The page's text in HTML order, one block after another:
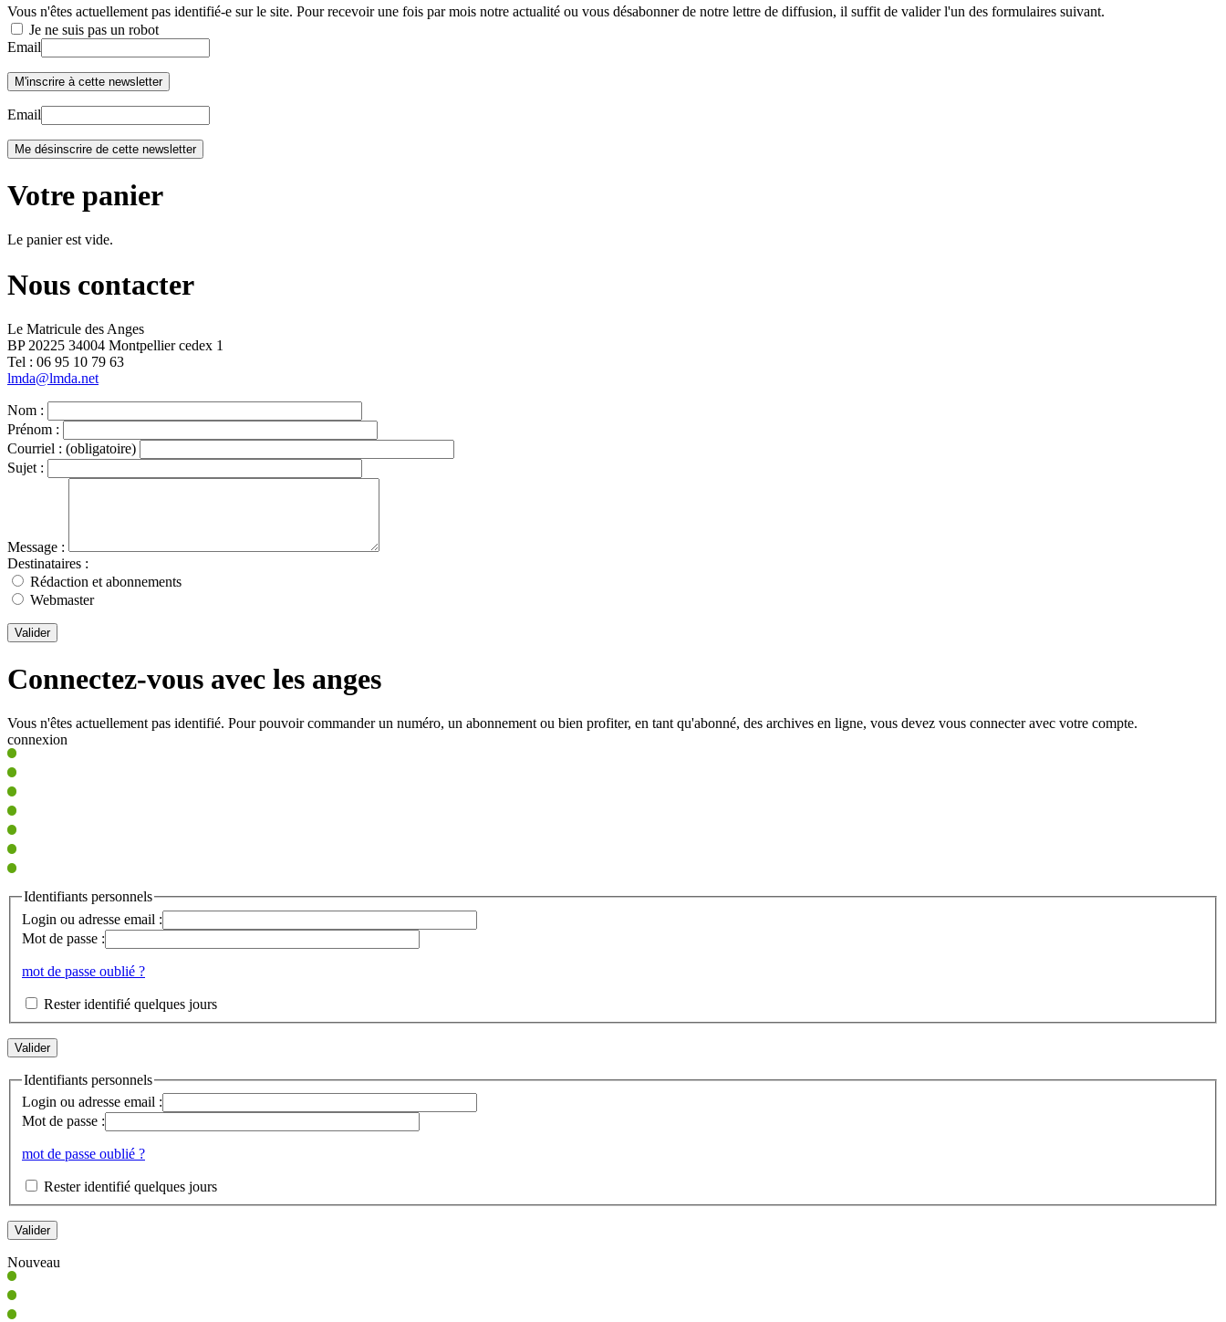
Vous n'êtes actuellement pas identifié-e sur le site. Pour recevoir une fois par mois notre actualité ou vous désabonner de notre lettre de diffusion, il suffit de valider l'un des formulaires suivant.
Je ne suis pas un robot
Email
Email
Votre panier
Le panier est vide.
Nous contacter
Le Matricule des Anges
BP 20225 34004 Montpellier cedex 1
Tel : ‭06 95 10 79 63
lmda@lmda.net
Nom :
Prénom :
Courriel : (obligatoire)
Sujet :
Message :
Destinataires :
Rédaction et abonnements
Webmaster
Valider
Connectez-vous avec les anges
Vous n'êtes actuellement pas identifié. Pour pouvoir commander un numéro, un abonnement ou bien profiter, en tant qu'abonné, des archives en ligne, vous devez vous connecter avec votre compte.
connexion
Identifiants personnels
Login ou adresse email :
Mot de passe :
mot de passe oublié ?
Rester identifié quelques jours
Identifiants personnels
Login ou adresse email :
Mot de passe :
mot de passe oublié ?
Rester identifié quelques jours
Nouveau